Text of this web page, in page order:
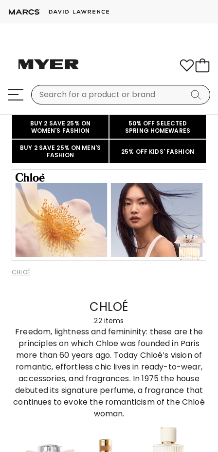
BUY 2 SAVE 25% ON
WOMEN'S FASHION
50% OFF SELECTED
SPRING HOMEWARES
BUY 2 SAVE 25% ON MEN'S
FASHION
25% OFF KIDS' FASHION
CHLOÉ
CHLOÉ
22 items
Freedom, lightness and femininity: these are the
principles on which Chloe was founded in Paris
more than 60 years ago. Today Chloé’s vision of
romantic, effortless chic lives in ready-to-wear,
accessories, and fragrances. In 1975 the house
debuted its signature perfume, a fragrance that
continues to evoke the romanticism of the Chloé
woman.